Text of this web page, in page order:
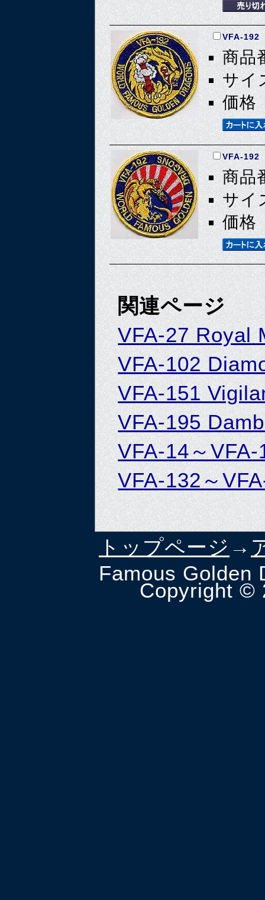
VFA-192
商品
サイ
価格
VFA-192
商品
サイ
価格
関連ページ
VFA-27 Royal
VFA-102
VFA-151
VFA-195
VFA-14～VFA-
VFA-132～
トップページ →
Famous Golden
Copyright ©